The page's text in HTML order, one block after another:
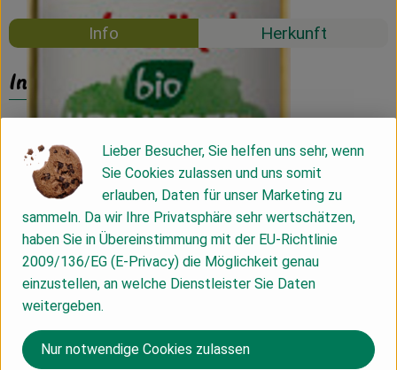
Info Herkunft
Info
Produktinformationen
Nährwert-Info
Produktdatenblatt
Lieber Besucher, Sie helfen uns sehr, wenn
Sie Cookies zulassen und uns somit
erlauben, Daten für unser Marketing zu
sammeln. Da wir Ihre Privatsphäre sehr wertschätzen,
haben Sie in Übereinstimmung mit der EU-Richtlinie
2009/136/EG (E-Privacy) die Möglichkeit genau
einzustellen, an welche Dienstleister Sie Daten
weitergeben.
Nur notwendige Cookies zulassen